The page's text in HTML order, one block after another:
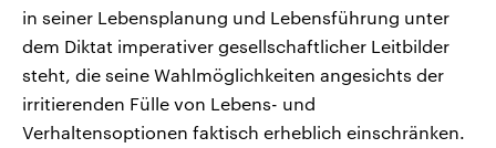
in seiner Lebensplanung und Lebensführung unter
dem Diktat imperativer gesellschaftlicher Leitbilder
steht, die seine Wahlmöglichkeiten angesichts der
irritierenden Fülle von Lebens- und
Verhaltensoptionen faktisch erheblich einschränken.